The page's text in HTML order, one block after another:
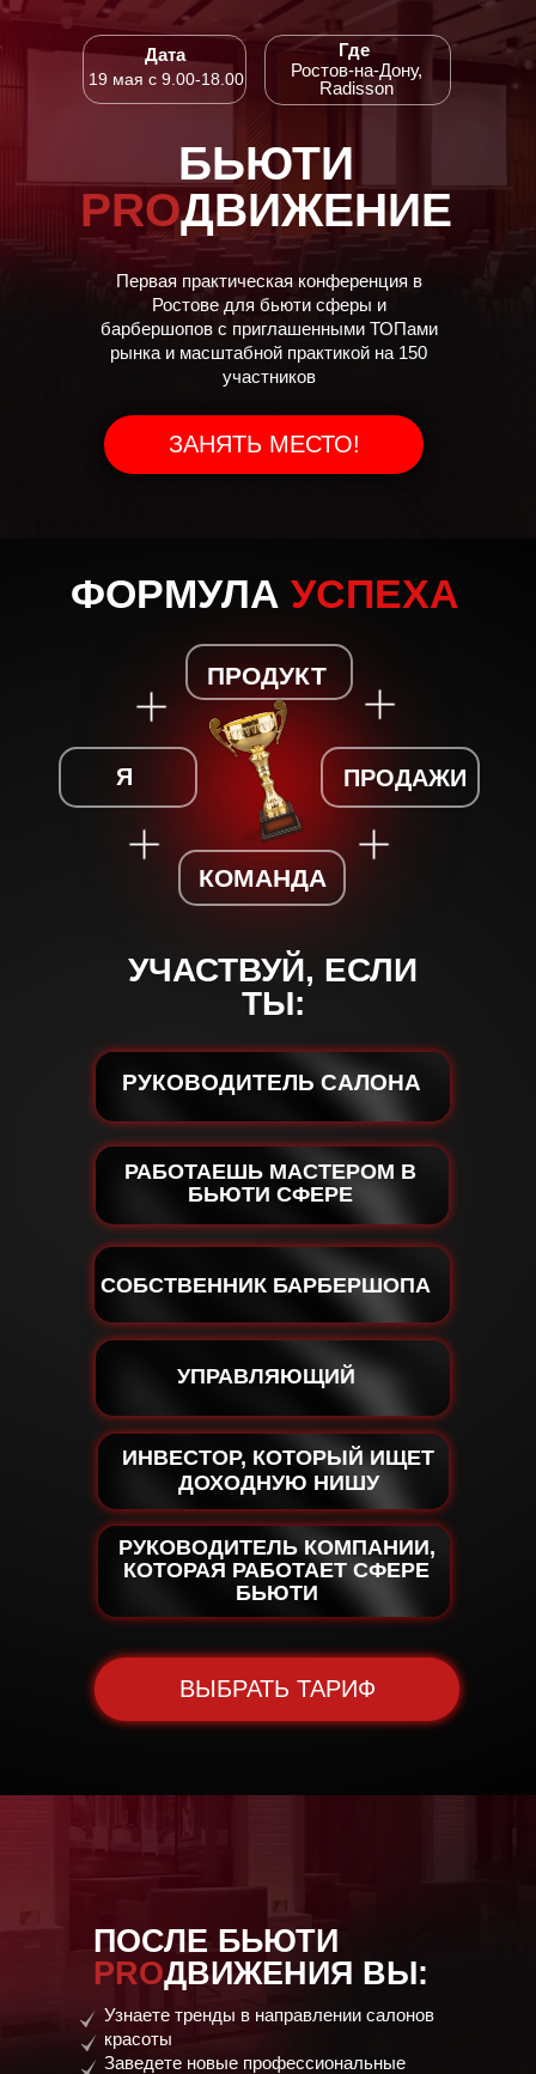
курс Яны
Дата
Формат
Длительность
2,5 часа
СТАРТ 5 АПРЕЛЯ
БЬЮТИ
PROДВИЖЕНИЕ
Дата
19 мая с 9.00-18.00
Где
Ростов-на-Дону,
Radisson
ЗАНЯТЬ МЕСТО!
Первая практическая конференция в
Ростове для бьюти сферы и
барбершопов с приглашенными ТОПами
рынка и масштабной практикой на 150
участников
Я
КОМАНДА
ПРОДАЖИ
ФОРМУЛА УСПЕХА
УЧАСТВУЙ, ЕСЛИ
ТЫ:
РУКОВОДИТЕЛЬ САЛОНА
ВЫБРАТЬ ТАРИФ
СОБСТВЕННИК БАРБЕРШОПА
УПРАВЛЯЮЩИЙ
ИНВЕСТОР, КОТОРЫЙ ИЩЕТ
ДОХОДНУЮ НИШУ
РАБОТАЕШЬ МАСТЕРОМ В
БЬЮТИ СФЕРЕ
РУКОВОДИТЕЛЬ КОМПАНИИ,
КОТОРАЯ РАБОТАЕТ СФЕРЕ
БЬЮТИ
ПРОДУКТ
ПОСЛЕ БЬЮТИ
PROДВИЖЕНИЯ ВЫ:
Узнаете тренды в направлении салонов
красоты
Заведете новые профессиональные